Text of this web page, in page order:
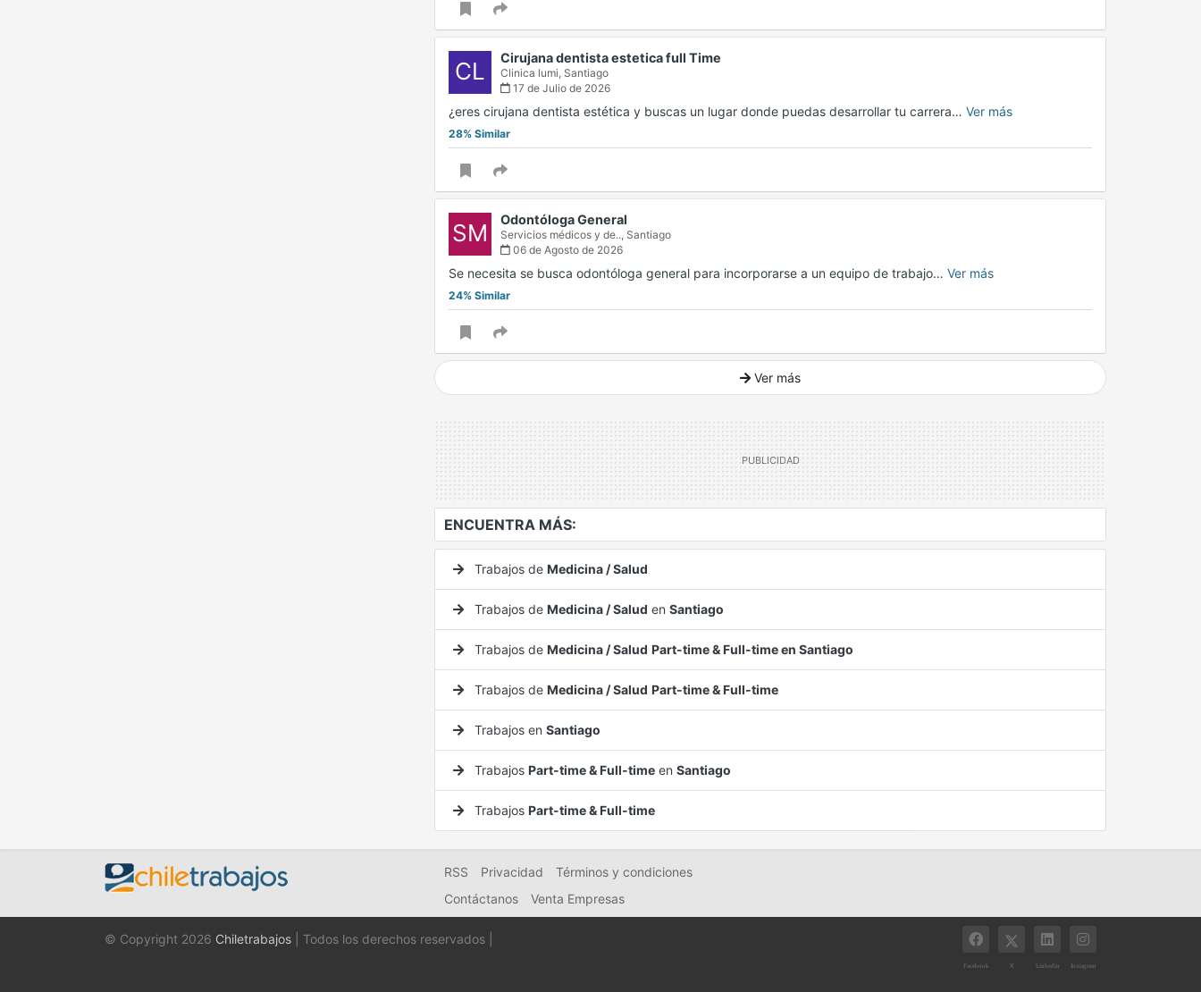
CL Cirujana dentista estetica full Time
Clinica lumi, Santiago
17 de Julio de 2026
¿eres cirujana dentista estética y buscas un lugar donde puedas desarrollar tu carrera… Ver más
28% Similar
SM Odontóloga General
Servicios médicos y de.., Santiago
06 de Agosto de 2026
Se necesita se busca odontóloga general para incorporarse a un equipo de trabajo… Ver más
24% Similar
Ver más
ENCUENTRA MÁS:
Trabajos de Medicina / Salud
Trabajos de Medicina / Salud en Santiago
Trabajos de Medicina / Salud Part-time & Full-time en Santiago
Trabajos de Medicina / Salud Part-time & Full-time
Trabajos en Santiago
Trabajos Part-time & Full-time en Santiago
Trabajos Part-time & Full-time
RSS Privacidad
Términos y condiciones
Contáctanos
Venta Empresas
© Copyright 2026 Chiletrabajos | Todos los derechos reservados |
Facebook X Linkedin Instagram